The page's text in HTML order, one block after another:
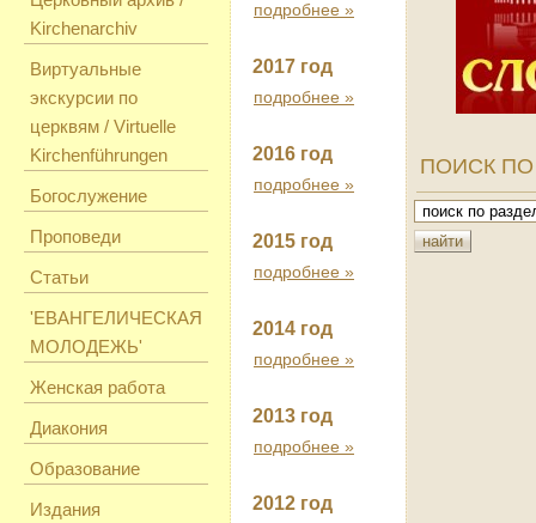
Kirchenarchiv
Виртуальные
экскурсии по
церквям / Virtuelle
Kirchenführungen
Богослужение
Проповеди
Статьи
'ЕВАНГЕЛИЧЕСКАЯ
МОЛОДЕЖЬ'
Женская работа
Диакония
Образование
Издания
подробнее »
2017 год
подробнее »
2016 год
подробнее »
2015 год
подробнее »
2014 год
подробнее »
2013 год
подробнее »
2012 год
ПОИСК ПО